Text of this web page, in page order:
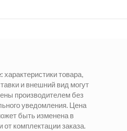
характеристики товара,
и внешний вид могут
производителем без
уведомления. Цена
быть изменена в
от комплектации заказа.